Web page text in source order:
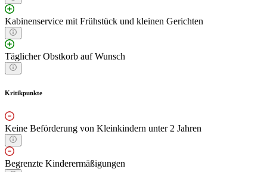
Kabinenservice mit Frühstück und kleinen Gerichten
Täglicher Obstkorb auf Wunsch
Kritikpunkte
Keine Beförderung von Kleinkindern unter 2 Jahren
Begrenzte Kinderermäßigungen